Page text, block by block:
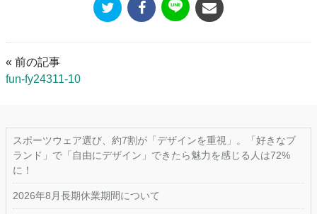
« 前の記事
fun-fy24311-10
スポーツウェア選び、約7割が「デザインを重視」。「好きなブ
ランド」で「自由にデザイン」できたら魅力を感じる人は72%
に！
2026年8月長期休業期間について